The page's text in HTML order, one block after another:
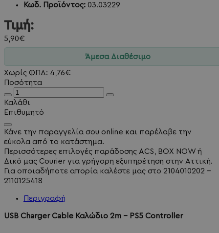
Κωδ. Προϊόντος: 03.03229
Τιμή:
5,90€
Άμεσα Διαθέσιμο
Χωρίς ΦΠΑ: 4,76€
Ποσότητα
Καλάθι
Επιθυμητό
Κάνε την παραγγελία σου online και παρέλαβε την
εύκολα από το κατάστημα.
Περισσότερες επιλογές παράδοσης ACS, BOX NOW ή
Δικό μας Courier για γρήγορη εξυπηρέτηση στην Αττική.
Για οποιαδήποτε απορία καλέστε μας στο 2104010202 -
2110125418
Περιγραφή
USB Charger Cable Καλώδιο 2m - PS5 Controller